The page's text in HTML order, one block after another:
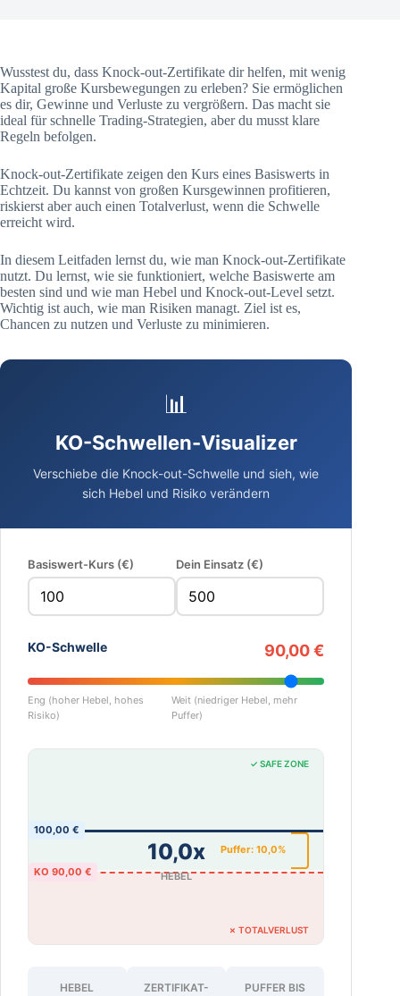
Wusstest du, dass Knock-out-Zertifikate dir helfen, mit wenig
Kapital große Kursbewegungen zu erleben? Sie ermöglichen
es dir, Gewinne und Verluste zu vergrößern. Das macht sie
ideal für schnelle Trading-Strategien, aber du musst klare
Regeln befolgen.
Knock-out-Zertifikate zeigen den Kurs eines Basiswerts in
Echtzeit. Du kannst von großen Kursgewinnen profitieren,
riskierst aber auch einen Totalverlust, wenn die Schwelle
erreicht wird.
In diesem Leitfaden lernst du, wie man Knock-out-Zertifikate
nutzt. Du lernst, wie sie funktioniert, welche Basiswerte am
besten sind und wie man Hebel und Knock-out-Level setzt.
Wichtig ist auch, wie man Risiken managt. Ziel ist es,
Chancen zu nutzen und Verluste zu minimieren.
📊
KO-Schwellen-Visualizer
Verschiebe die Knock-out-Schwelle und sieh, wie
sich Hebel und Risiko verändern
Basiswert-Kurs (€) Dein Einsatz (€)
KO-Schwelle 90,00 €
Eng (hoher Hebel, hohes
Risiko)
Weit (niedriger Hebel, mehr
Puffer)
KO 90,00 €
100,00 €
Puffer: 10,0%
✓ SAFE ZONE
✗ TOTALVERLUST
10,0x
HEBEL
HEBEL
ZERTIFIKAT-
PUFFER BIS